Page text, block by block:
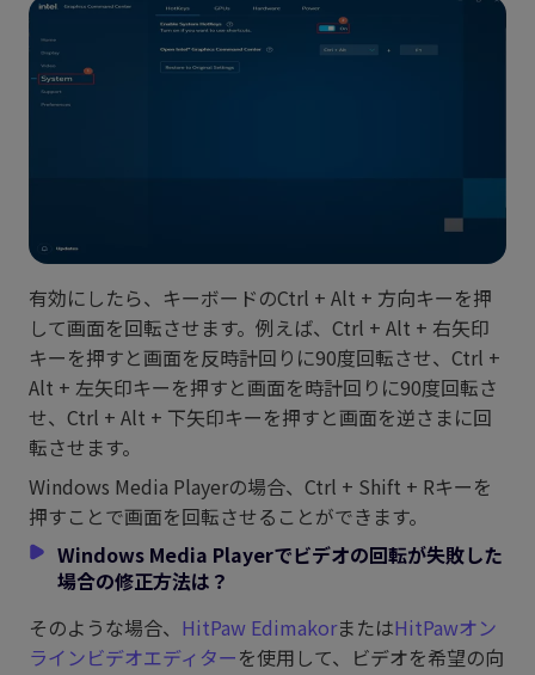
有効にしたら、キーボードのCtrl + Alt + 方向キーを押
して画面を回転させます。例えば、Ctrl + Alt + 右矢印
キーを押すと画面を反時計回りに90度回転させ、Ctrl +
Alt + 左矢印キーを押すと画面を時計回りに90度回転さ
せ、Ctrl + Alt + 下矢印キーを押すと画面を逆さまに回
転させます。
Windows Media Playerの場合、Ctrl + Shift + Rキーを
押すことで画面を回転させることができます。
Windows Media Playerでビデオの回転が失敗した
場合の修正方法は？
そのような場合、 HitPaw EdimakorまたはHitPawオン
ラインビデオエディターを使用して、ビデオを希望の向